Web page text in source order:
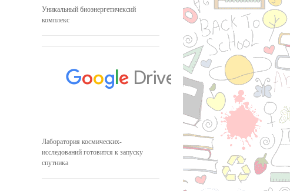
Уникальный биоэнергетичексий
комплекс
Лаборатория космических-
исследований готовится к запуску
спутника